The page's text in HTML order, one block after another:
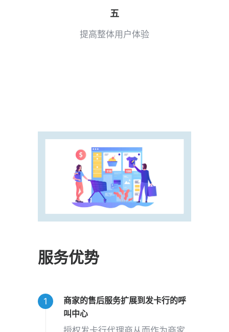
五
提高整体用户体验
服务优势
商家的售后服务扩展到发卡行的呼
叫中心